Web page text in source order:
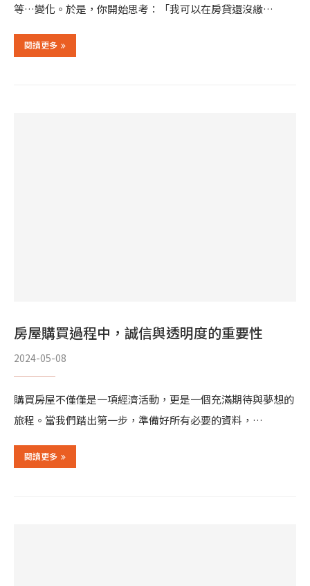
等…變化。於是，你開始思考：「我可以在房貸還沒繳…
閱讀更多
房屋購買過程中，誠信與透明度的重要性
2024-05-08
購買房屋不僅僅是一項經濟活動，更是一個充滿期待與夢想的
旅程。當我們踏出第一步，準備好所有必要的資料，…
閱讀更多